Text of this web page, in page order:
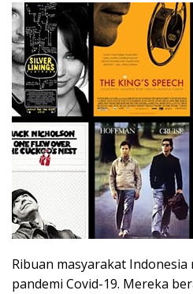
Ribuan masyarakat
pandemi Covid-19. Mereka